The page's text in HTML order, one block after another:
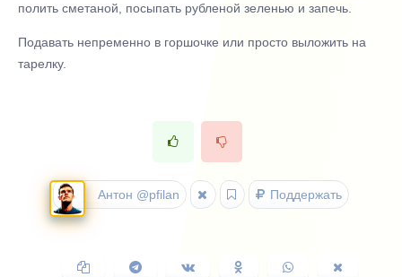
полить сметаной, посыпать рубленой зеленью и запечь.
Подавать непременно в горшочке или просто выложить на
тарелку.
Антон @pfilan Поддержать
КопироватьПоделитьсяПоделитьсяПоделитьсяПоделиться